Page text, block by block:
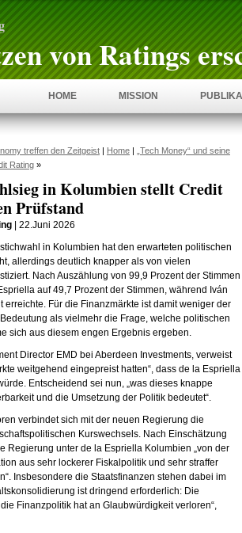
von Ratings
HOME MISSION
treffen den Zeitgeist | Home |
„Tech Money“ und seine
Rating »
in Kolumbien stellt Credit
Prüfstand
| 22.Juni 2026
in Kolumbien hat den erwarteten politischen
allerdings deutlich knapper als von vielen
Nach Auszählung von 99,9 Prozent der Stimmen
auf 49,7 Prozent der Stimmen, während Iván
erreichte. Für die Finanzmärkte ist damit weniger der
als vielmehr die Frage, welche politischen
sich aus diesem engen Ergebnis ergeben.
Director EMD bei Aberdeen Investments, verweist
weitgehend eingepreist hatten“, dass de la Espriella
Entscheidend sei nun, „was dieses knappe
und die Umsetzung der Politik bedeutet“.
verbindet sich mit der neuen Regierung die
Kurswechsels. Nach Einschätzung
Regierung unter de la Espriella Kolumbien „von der
aus sehr lockerer Fiskalpolitik und sehr straffer
Insbesondere die Staatsfinanzen stehen dabei im
ist dringend erforderlich: Die
Finanzpolitik hat an Glaubwürdigkeit verloren“,